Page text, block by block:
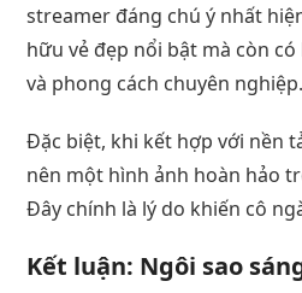
streamer đáng chú ý nhất
hữu vẻ đẹp nổi bật mà còn
và phong cách chuyên nghiệp.
Đặc biệt, khi kết hợp với nền
nên một hình ảnh hoàn hảo
Đây chính là lý do khiến cô
Kết luận: Ngôi sao